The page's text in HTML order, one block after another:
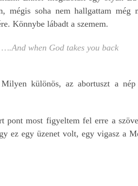
mégis soha nem hallgattam még
Könnybe lábadt a szemem.
when God takes you back
különös, az abortuszt a nép
most figyeltem fel erre a
ez egy üzenet volt, egy vigasz a